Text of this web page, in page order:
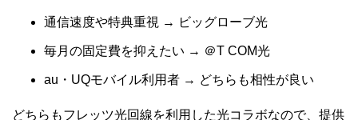
通信速度や特典重視 → ビッグローブ光
毎月の固定費を抑えたい → ＠T COM光
au・UQモバイル利用者 → どちらも相性が良い
どちらもフレッツ光回線を利用した光コラボなので、提供